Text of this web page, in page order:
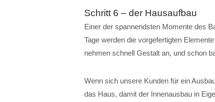
Schritt 6 – der Hausaufbau
Einer der spannendsten Momente des
Tage werden die vorgefertigten
nehmen schnell Gestalt an, und schon
Wenn sich unsere Kunden für ein
das Haus, damit der Innenausbau in